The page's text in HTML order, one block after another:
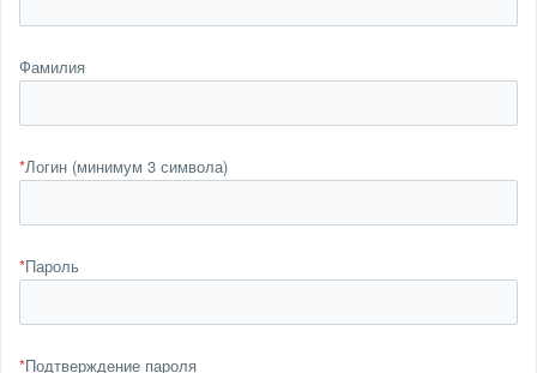
Фамилия
*Логин (минимум 3 символа)
*Пароль
*Подтверждение пароля